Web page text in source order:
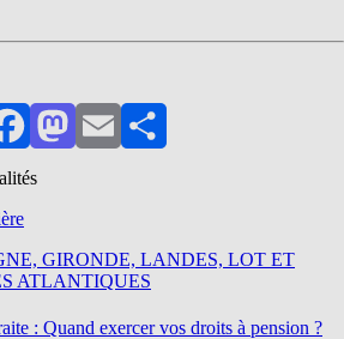
FacebookMastodon
EmailPartager
GIRONDE, LANDES, LOT ET
ATLANTIQUES
: Quand exercer vos droits à pension ?